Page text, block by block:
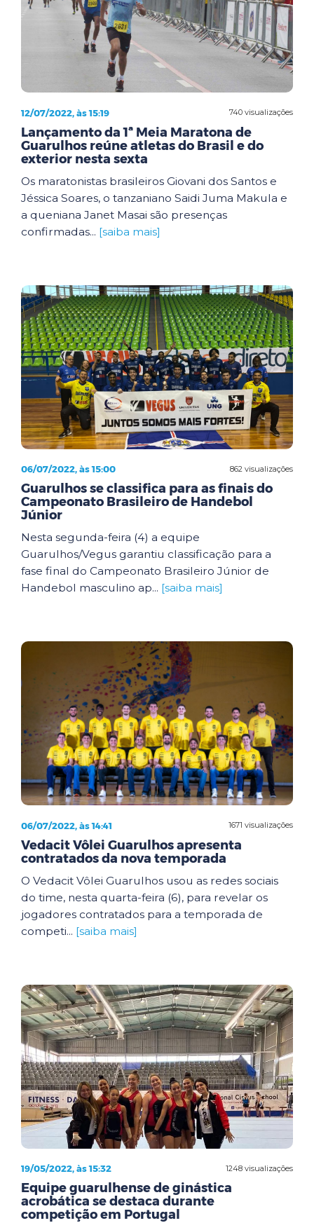
740 visualizações
12/07/2022, às 15:19
Lançamento da 1ª Meia Maratona de
Guarulhos reúne atletas do Brasil e do
exterior nesta sexta
Os maratonistas brasileiros Giovani dos Santos e
Jéssica Soares, o tanzaniano Saidi Juma Makula e
a queniana Janet Masai são presenças
confirmadas... [saiba mais]
862 visualizações
06/07/2022, às 15:00
Guarulhos se classifica para as finais do
Campeonato Brasileiro de Handebol
Júnior
Nesta segunda-feira (4) a equipe
Guarulhos/Vegus garantiu classificação para a
fase final do Campeonato Brasileiro Júnior de
Handebol masculino ap... [saiba mais]
1671 visualizações
06/07/2022, às 14:41
Vedacit Vôlei Guarulhos apresenta
contratados da nova temporada
O Vedacit Vôlei Guarulhos usou as redes sociais
do time, nesta quarta-feira (6), para revelar os
jogadores contratados para a temporada de
competi... [saiba mais]
1248 visualizações
19/05/2022, às 15:32
Equipe guarulhense de ginástica
acrobática se destaca durante
competição em Portugal